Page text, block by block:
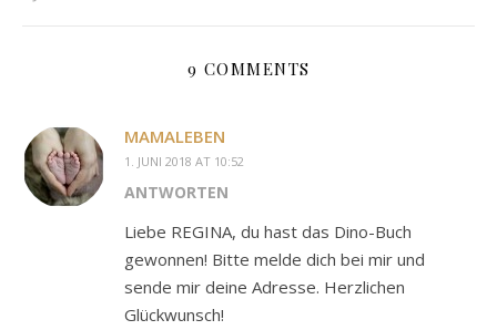
9 COMMENTS
MAMALEBEN
1. JUNI 2018 AT 10:52
ANTWORTEN
Liebe REGINA, du hast das Dino-Buch
gewonnen! Bitte melde dich bei mir und
sende mir deine Adresse. Herzlichen
Glückwunsch!